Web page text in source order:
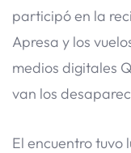
participó en la
Apresa y los
medios digitales
van los
El encuentro tuvo